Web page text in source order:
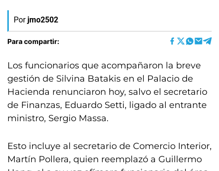
Por jmo2502
Para compartir:
Los funcionarios que acompañaron la breve
gestión de Silvina Batakis en el Palacio de
Hacienda renunciaron hoy, salvo el secretario
de Finanzas, Eduardo Setti, ligado al entrante
ministro, Sergio Massa.
Esto incluye al secretario de Comercio Interior,
Martín Pollera, quien reemplazó a Guillermo